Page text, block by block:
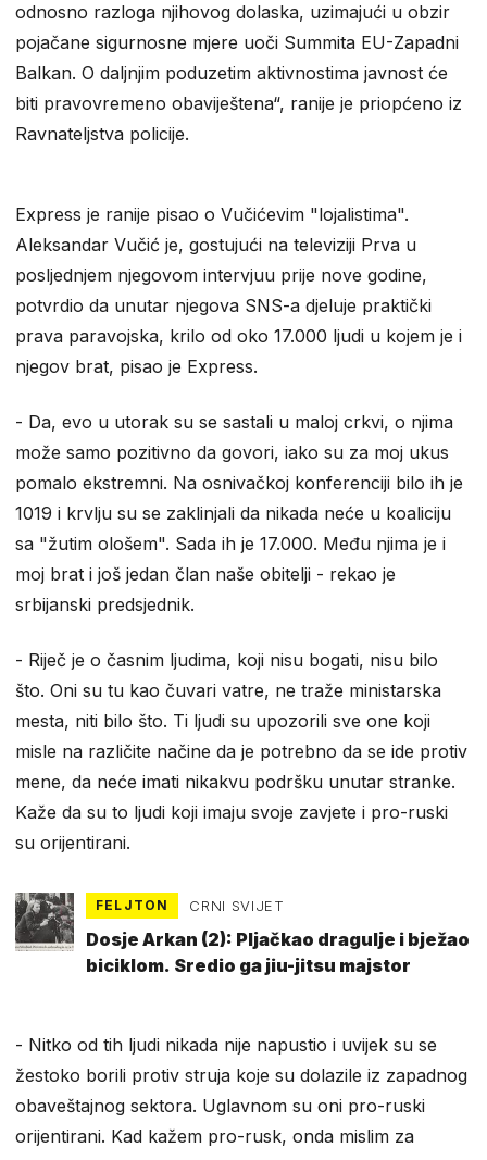
odnosno razloga njihovog dolaska, uzimajući u obzir
pojačane sigurnosne mjere uoči Summita EU-Zapadni
Balkan. O daljnjim poduzetim aktivnostima javnost će
biti pravovremeno obaviještena“, ranije je priopćeno iz
Ravnateljstva policije.
Express je ranije pisao o Vučićevim "lojalistima".
Aleksandar Vučić je, gostujući na televiziji Prva u
posljednjem njegovom intervjuu prije nove godine,
potvrdio da unutar njegova SNS-a djeluje praktički
prava paravojska, krilo od oko 17.000 ljudi u kojem je i
njegov brat, pisao je Express.
- Da, evo u utorak su se sastali u maloj crkvi, o njima
može samo pozitivno da govori, iako su za moj ukus
pomalo ekstremni. Na osnivačkoj konferenciji bilo ih je
1019 i krvlju su se zaklinjali da nikada neće u koaliciju
sa "žutim ološem". Sada ih je 17.000. Među njima je i
moj brat i još jedan član naše obitelji - rekao je
srbijanski predsjednik.
- Riječ je o časnim ljudima, koji nisu bogati, nisu bilo
što. Oni su tu kao čuvari vatre, ne traže ministarska
mesta, niti bilo što. Ti ljudi su upozorili sve one koji
misle na različite načine da je potrebno da se ide protiv
mene, da neće imati nikakvu podršku unutar stranke.
Kaže da su to ljudi koji imaju svoje zavjete i pro-ruski
su orijentirani.
FELJTON CRNI SVIJET
Dosje Arkan (2): Pljačkao dragulje i bježao
biciklom. Sredio ga jiu-jitsu majstor
- Nitko od tih ljudi nikada nije napustio i uvijek su se
žestoko borili protiv struja koje su dolazile iz zapadnog
obaveštajnog sektora. Uglavnom su oni pro-ruski
orijentirani. Kad kažem pro-rusk, onda mislim za